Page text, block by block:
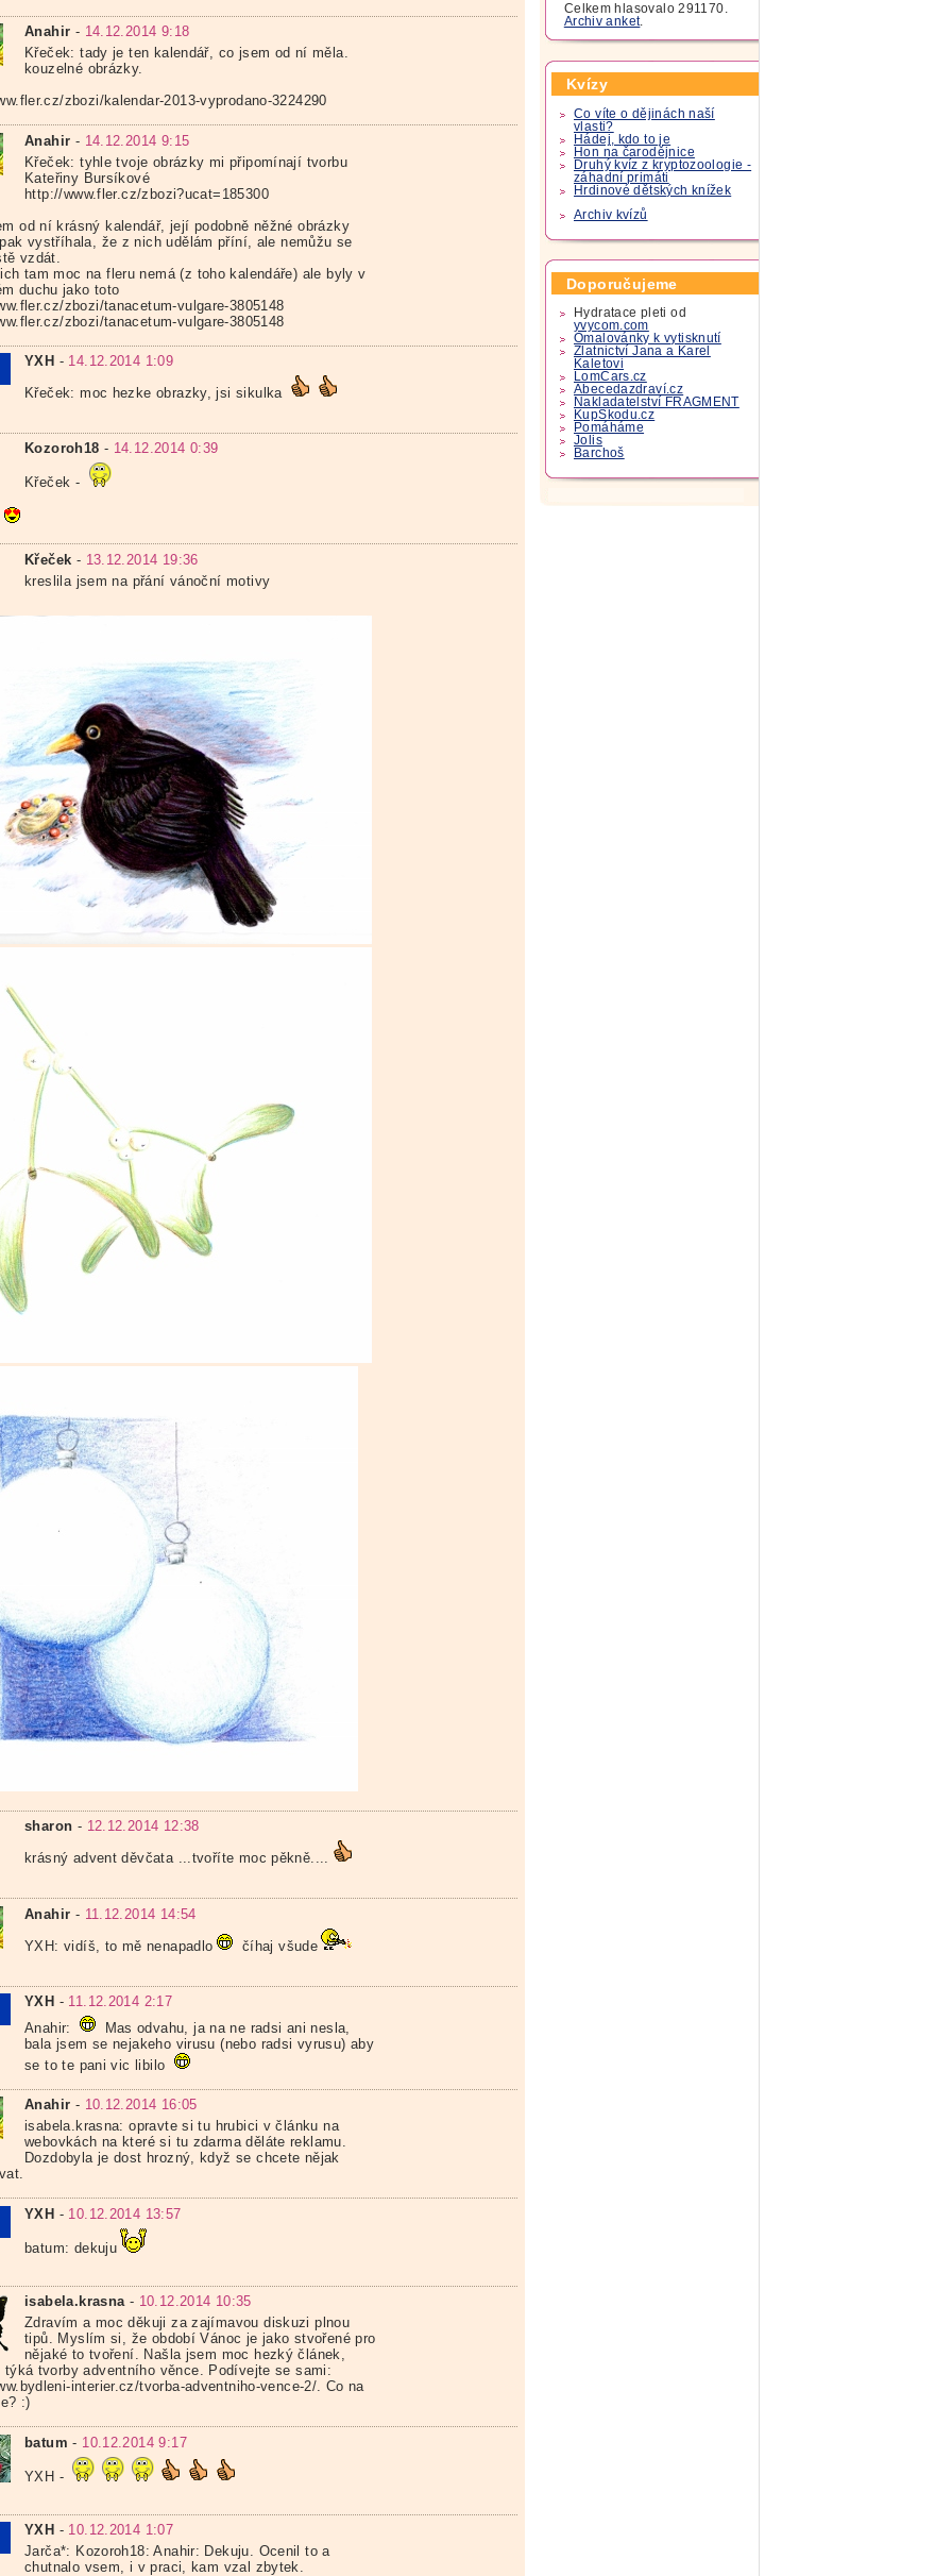
Anahir - 14.12.2014 9:18
Křeček: tady je ten kalendář, co jsem od ní měla.
kouzelné obrázky.
zbozi/kalendar-2013-vyprodano-3224290
Anahir - 14.12.2014 9:15
Křeček: tyhle tvoje obrázky mi připomínají tvorbu
Kateřiny Bursíkové
http://www.fler.cz/zbozi?ucat=185300
od ní krásný kalendář, její podobně něžné obrázky
vystříhala, že z nich udělám příní, ale nemůžu se
vzdát.
tam moc na fleru nemá (z toho kalendáře) ale byly v
duchu jako toto
zbozi/tanacetum-vulgare-3805148
zbozi/tanacetum-vulgare-3805148
YXH - 14.12.2014 1:09
Křeček: moc hezke obrazky, jsi sikulka
Kozoroh18 - 14.12.2014 0:39
Křeček -
Křeček - 13.12.2014 19:36
kreslila jsem na přání vánoční motivy
sharon - 12.12.2014 12:38
krásný advent děvčata ...tvoříte moc pěkně....
Anahir - 11.12.2014 14:54
YXH: vidíš, to mě nenapadlo
číhaj všude
YXH - 11.12.2014 2:17
Anahir:
Mas odvahu, ja na ne radsi ani nesla,
bala jsem se nejakeho virusu (nebo radsi vyrusu) aby
se to te pani vic libilo
Anahir - 10.12.2014 16:05
isabela.krasna: opravte si tu hrubici v článku na
webovkách na které si tu zdarma děláte reklamu.
Dozdobyla je dost hrozný, když se chcete nějak
YXH - 10.12.2014 13:57
batum: dekuju
isabela.krasna- 10.12.2014 10:35
Zdravím a moc děkuji za zajímavou diskuzi plnou
tipů. Myslím si, že období Vánoc je jako stvořené pro
nějaké to tvoření. Našla jsem moc hezký článek,
týká tvorby adventního věnce. Podívejte se sami:
interier.cz/tvorba-adventniho-vence-2/. Co na
:)
batum - 10.12.2014 9:17
YXH -
YXH - 10.12.2014 1:07
Jarča*: Kozoroh18: Anahir: Dekuju. Ocenil to a
chutnalo vsem, i v praci, kam vzal zbytek.
Celkem hlasovalo 291170.
Archiv anket.
Kvízy
Co víte o dějinách naší
vlasti?
Hádej, kdo to je
Hon na čarodějnice
Druhý kvíz z kryptozoologie -
záhadní primáti
Hrdinové dětských knížek
Archiv kvízů
Doporučujeme
Hydratace pleti od
yvycom.com
Omalovánky k vytisknutí
Zlatnictví Jana a Karel
Kaletovi
LomCars.cz
Abecedazdraví.cz
Nakladatelství FRAGMENT
KupSkodu.cz
Pomáháme
Jolis
Barchoš